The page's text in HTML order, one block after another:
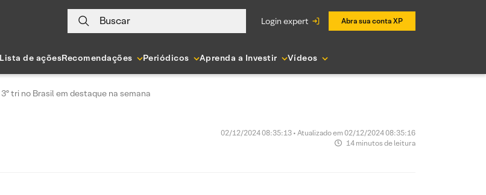
Buscar login expert Abra sua conta XP
Lista de açõesRecomendações Periódicos Aprenda a Investir Vídeos
tri no Brasil em destaque na semana
02/12/2024 08:35:13 • Atualizado em 02/12/2024 08:35:16
14 minutos de leitura